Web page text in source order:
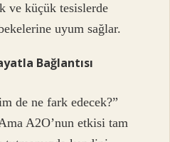
ve küçük tesislerde
uyum sağlar.
Bağlantısı
de ne fark edecek?”
A2O’nun etkisi tam